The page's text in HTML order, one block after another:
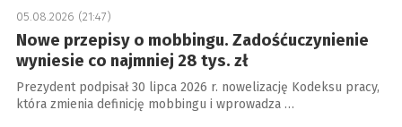
05.08.2026 (21:47)
Nowe przepisy o mobbingu. Zadośćuczynienie
wyniesie co najmniej 28 tys. zł
Prezydent podpisał 30 lipca 2026 r. nowelizację Kodeksu pracy,
która zmienia definicję mobbingu i wprowadza …